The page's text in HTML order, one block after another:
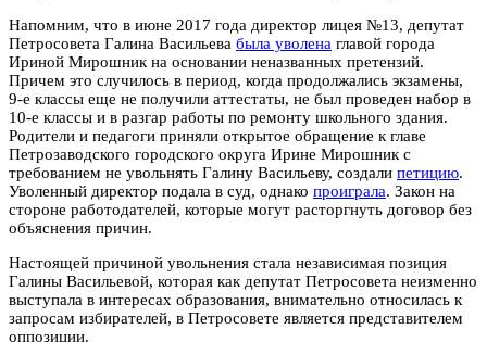
Напомним, что в июне 2017 года директор лицея №13, депутат
Петросовета Галина Васильева была уволена главой города
Ириной Мирошник на основании неназванных претензий.
Причем это случилось в период, когда продолжались экзамены,
9-е классы еще не получили аттестаты, не был проведен набор в
10-е классы и в разгар работы по ремонту школьного здания.
Родители и педагоги приняли открытое обращение к главе
Петрозаводского городского округа Ирине Мирошник с
требованием не увольнять Галину Васильеву, создали петицию.
Уволенный директор подала в суд, однако проиграла. Закон на
стороне работодателей, которые могут расторгнуть договор без
объяснения причин.
Настоящей причиной увольнения стала независимая позиция
Галины Васильевой, которая как депутат Петросовета неизменно
выступала в интересах образования, внимательно относилась к
запросам избирателей, в Петросовете является представителем
оппозиции.